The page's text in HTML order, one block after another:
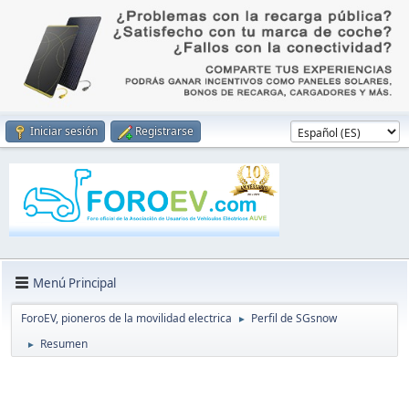
Iniciar sesión Registrarse
Menú Principal
ForoEV, pioneros de la movilidad electrica ► Perfil de SGsnow
► Resumen